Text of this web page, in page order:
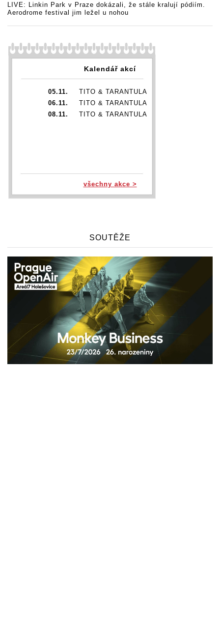
LIVE: Linkin Park v Praze dokázali, že stále kralují pódiím.
Aerodrome festival jim ležel u nohou
Kalendář akcí
05.11.
TITO & TARANTULA
06.11.
TITO & TARANTULA
08.11.
TITO & TARANTULA
všechny akce >
SOUTĚŽE